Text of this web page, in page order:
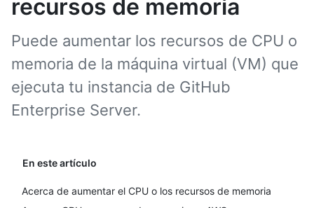
recursos de memoria
Puede aumentar los recursos de CPU o
memoria de la máquina virtual (VM) que
ejecuta tu instancia de GitHub
Enterprise Server.
En este artículo
Acerca de aumentar el CPU o los recursos de memoria